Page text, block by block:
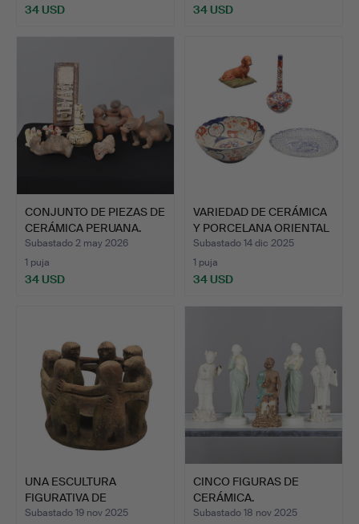
34 USD 34 USD
CONJUNTO DE PIEZAS DE
CERÁMICA PERUANA.
Subastado 2 may 2026
1 puja
34 USD
VARIEDAD DE CERÁMICA
Y PORCELANA ORIENTAL
…
Subastado 14 dic 2025
1 puja
34 USD
UNA ESCULTURA
FIGURATIVA DE
TERRACOTA.
Subastado 19 nov 2025
CINCO FIGURAS DE
CERÁMICA.
Subastado 18 nov 2025